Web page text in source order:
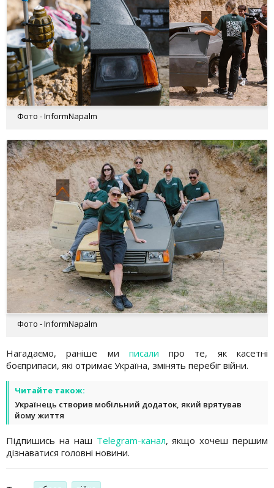
Фото - InformNapalm
Фото - InformNapalm
Нагадаємо, раніше ми писали про те, як касетні
боєприпаси, які отримає Україна, змінять перебіг війни.
Читайте також:
Українець створив мобільний додаток, який врятував
йому життя
Підпишись на наш Telegram-канал, якщо хочеш першим
дізнаватися головні новини.